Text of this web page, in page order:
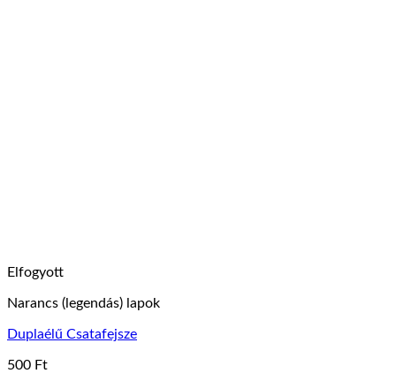
Elfogyott
Narancs (legendás) lapok
Duplaélű Csatafejsze
500 Ft